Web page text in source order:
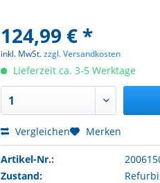
124,99 € *
inkl. MwSt.zzgl. Versandkosten
Lieferzeit ca. 3-5 Werktage
Vergleichen Merken
Artikel-Nr.:
Zustand: